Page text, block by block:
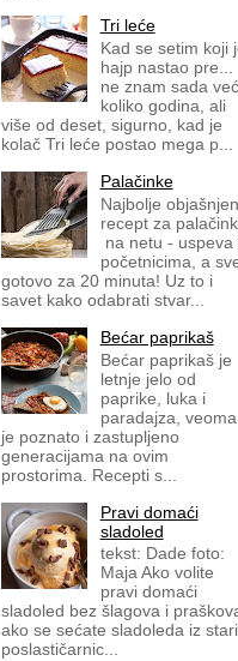
Tri leće
Kad se setim koji
hajp nastao pre...
ne znam sada već
koliko godina, ali
više od deset, sigurno, kad je
kolač Tri leće postao mega p...
Palačinke
Najbolje objašnjen
recept za
na netu - uspeva
početnicima, a
gotovo za 20 minuta! Uz to i
savet kako odabrati stvar...
Bećar paprikaš
Bećar paprikaš je
letnje jelo od
paprike, luka i
paradajza, veoma
je poznato i zastupljeno
generacijama na ovim
prostorima. Recepti s...
Pravi domaći
sladoled
tekst: Dade foto:
Maja Ako volite
pravi domaći
sladoled bez šlagova i
ako se sećate sladoleda iz
poslastičarnic...